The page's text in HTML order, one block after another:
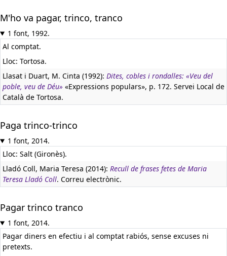
M'ho va pagar, trinco, tranco
1 font, 1992.
Al comptat.
Lloc: Tortosa.
Llasat i Duart, M. Cinta (1992): Dites, cobles i rondalles: «Veu del
poble, veu de Déu» «Expressions populars», p. 172. Servei Local de
Català de Tortosa.
Paga trinco-trinco
1 font, 2014.
Lloc: Salt (Gironès).
Lladó Coll, Maria Teresa (2014): Recull de frases fetes de Maria
Teresa Lladó Coll. Correu electrònic.
Pagar trinco tranco
1 font, 2014.
Pagar diners en efectiu i al comptat rabiós, sense excuses ni
pretexts.